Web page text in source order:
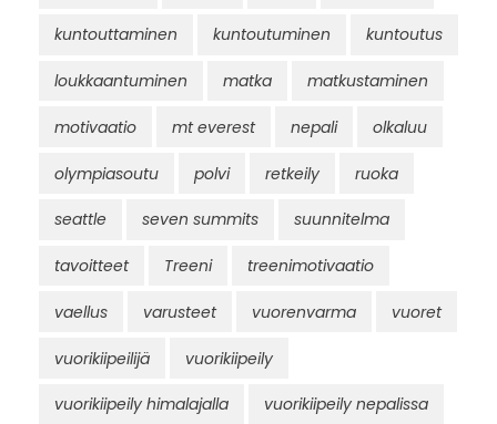
kuntouttaminen kuntoutuminen kuntoutus
loukkaantuminen matka matkustaminen
motivaatio mt everest nepali olkaluu
olympiasoutu polvi retkeily ruoka
seattle seven summits suunnitelma
tavoitteet Treeni treenimotivaatio
vaellus varusteet vuorenvarma vuoret
vuorikiipeilijä vuorikiipeily
vuorikiipeily himalajalla vuorikiipeily nepalissa